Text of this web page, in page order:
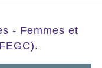
- Femmes et